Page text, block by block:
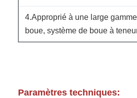
4.Approprié à une large
boue, système de boue à
Paramètres techniques: